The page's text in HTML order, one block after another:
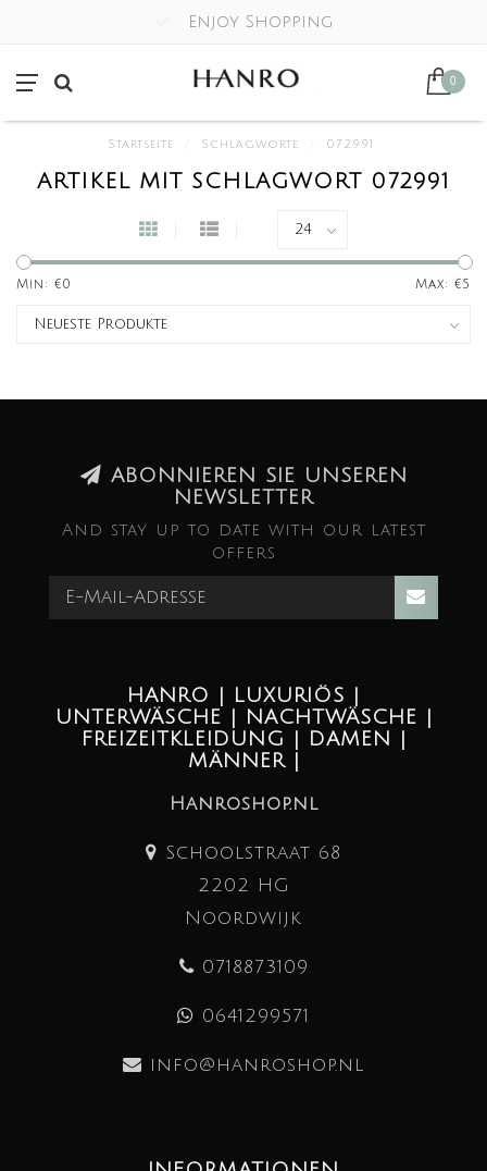
Enjoy Shopping
0
Startseite Schlagworte 072991
ARTIKEL MIT SCHLAGWORT 072991
Min: €0 Max: €5
ABONNIEREN SIE UNSEREN
NEWSLETTER
And stay up to date with our latest
offers
HANRO | LUXURIÖS |
UNTERWÄSCHE | NACHTWÄSCHE |
FREIZEITKLEIDUNG | DAMEN |
MÄNNER |
Hanroshop.nl
Schoolstraat 68
2202 HG
Noordwijk
0718873109
0641299571
info@hanroshop.nl